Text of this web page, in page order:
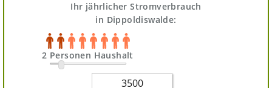
Ihr jährlicher Stromverbrauch
in Dippoldiswalde:
2 Personen Haushalt